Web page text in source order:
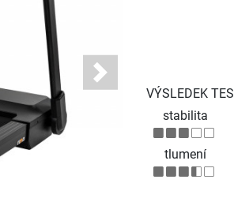
Next
VÝSLEDEK
stabilita
tlumení